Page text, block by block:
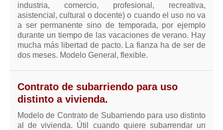
industria, comercio, profesional, recreativa,
asistencial, cultural o docente) o cuando el uso no va
a ser permanente sino de temporada, por ejemplo
durante un tiempo de las vacaciones de verano. Hay
mucha más libertad de pacto. La fianza ha de ser de
dos meses. Modelo General, flexible.
Contrato de subarriendo para uso
distinto a vivienda.
Modelo de Contrato de Subarriendo para uso distinto
al de vivienda. Útil cuando quiere subarrendar un